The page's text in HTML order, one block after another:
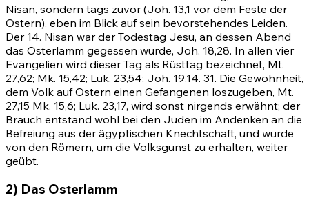
Nisan, sondern tags zuvor(Joh. 13,1 vor dem Feste der
Ostern), eben im Blick auf sein bevorstehendes Leiden.
Der 14. Nisan war der Todestag Jesu, an dessen Abend
das Osterlamm gegessen wurde, Joh. 18,28. In allen vier
Evangelien wird dieser Tag als Rüsttag bezeichnet, Mt.
27,62; Mk. 15,42; Luk. 23,54; Joh. 19,14. 31. Die Gewohnheit,
dem Volk auf Ostern einen Gefangenen loszugeben, Mt.
27,15 Mk. 15,6; Luk. 23,17, wird sonst nirgends erwähnt; der
Brauch entstand wohl bei den Juden im Andenken an die
Befreiung aus der ägyptischen Knechtschaft, und wurde
von den Römern, um die Volksgunst zu erhalten, weiter
geübt.
2) Das Osterlamm